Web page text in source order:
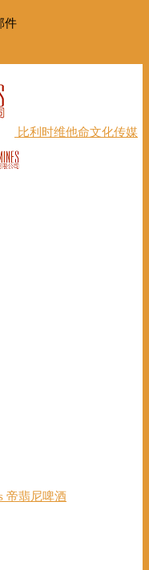
件
比利时维他命文化传媒
帝翡尼啤酒